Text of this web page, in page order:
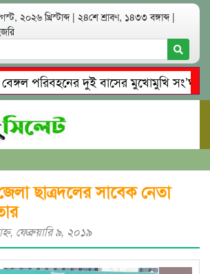
২০২৬ খ্রিস্টাব্দ | ২৪শে শ্রাবণ, ১৪৩৩ বঙ্গাব্দ |
পরিবহনের দুই বাসের মুখোমুখি সং’ঘ’র্ষে
তরুণী পাচার: মাদকাসক্ত রিমালকে
ছাত্রদলের সাবেক নেতা
ফেব্রুয়ারি ৯, ২০১৯